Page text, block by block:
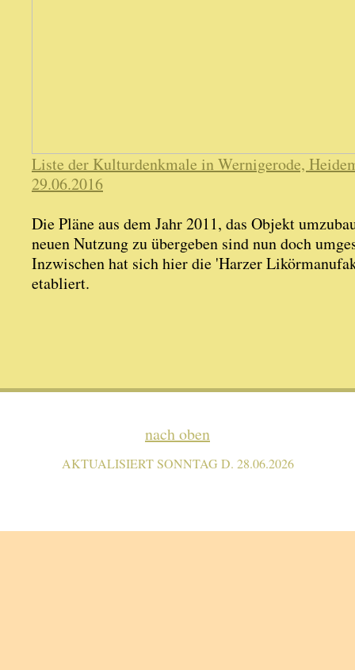
Liste der Kulturdenkmale in Wernigerode,
29.06.2016
Die Pläne aus dem Jahr 2011, das Objekt
neuen Nutzung zu übergeben sind nun doch
Inzwischen hat sich hier die 'Harzer
etabliert.
nach oben
AKTUALISIERT SONNTAG D. 28.06.2026